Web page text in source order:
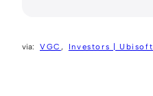
VGC Investors | Ubisoft